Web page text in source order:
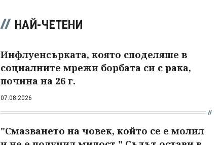
НАЙ-ЧЕТЕНИ
Инфлуенсърката, която споделяше в
социалните мрежи борбата си с рака,
почина на 26 г.
07.08.2026
"Смазването на човек, който се е молил